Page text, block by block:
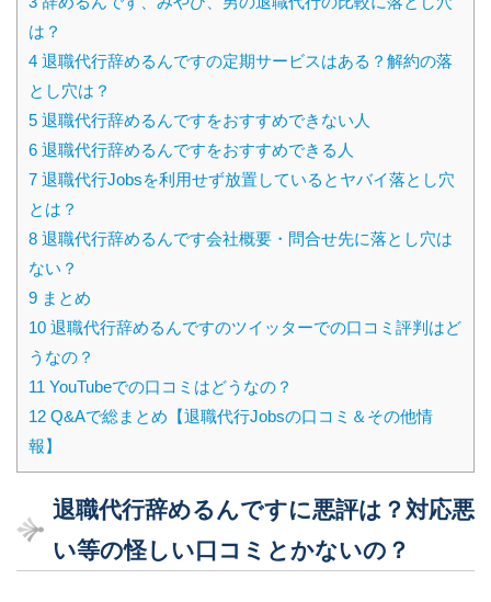
は？
4 退職代行辞めるんですの定期サービスはある？解約の落
とし穴は？
5 退職代行辞めるんですをおすすめできない人
6 退職代行辞めるんですをおすすめできる人
7 退職代行Jobsを利用せず放置しているとヤバイ落とし穴
とは？
8 退職代行辞めるんです会社概要・問合せ先に落とし穴は
ない？
9 まとめ
10 退職代行辞めるんですのツイッターでの口コミ評判はど
うなの？
11 YouTubeでの口コミはどうなの？
12 Q&Aで総まとめ【退職代行Jobsの口コミ＆その他情
報】
退職代行辞めるんですに悪評は？対応悪
い等の怪しい口コミとかないの？